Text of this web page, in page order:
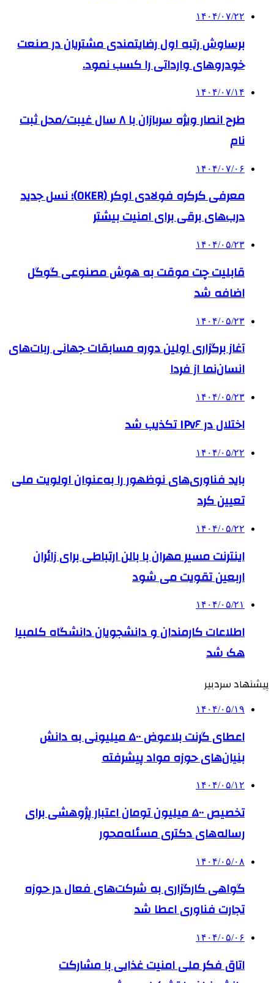
۱۴۰۴/۰۷/۲۲
برساوش رتبه اول رضایتمندی مشتریان در صنعت
خودروهای وارداتی را کسب نمود.
۱۴۰۴/۰۷/۱۴
طرح انصار ویژه سربازان با ۸ سال غیبت/محل ثبت
نام
۱۴۰۴/۰۷/۰۶
معرفی کرکره فولادی اوکر (OKER)؛ نسل جدید
درب‌های برقی برای امنیت بیشتر
۱۴۰۴/۰۵/۲۳
قابلیت چت موقت به هوش مصنوعی گوگل
اضافه شد
۱۴۰۴/۰۵/۲۳
آغاز برگزاری اولین دوره مسابقات جهانی ربات‌های
انسان‌نما از فردا
۱۴۰۴/۰۵/۲۳
اختلال در IPv۶ تکذیب شد
۱۴۰۴/۰۵/۲۲
باید فناوری‌های نوظهور را به‌عنوان اولویت ملی
تعیین کرد
۱۴۰۴/۰۵/۲۲
اینترنت مسیر مهران با بالن ارتباطی برای زائران
اربعین تقویت می شود
۱۴۰۴/۰۵/۲۱
اطلاعات کارمندان و دانشجویان دانشگاه کلمبیا
هک شد
پیشنهاد سردبیر
۱۴۰۴/۰۵/۱۹
اعطای گرنت بلاعوض ۵۰۰ میلیونی به دانش
بنیان‌های حوزه مواد پیشرفته
۱۴۰۴/۰۵/۱۲
تخصیص ۵۰۰ میلیون تومان اعتبار پژوهشی برای
رساله‌های دکتری مسئله‌محور
۱۴۰۴/۰۵/۰۸
گواهی کارگزاری به شرکت‌های فعال در حوزه
تجارت فناوری اعطا شد
۱۴۰۴/۰۵/۰۶
اتاق فکر ملی امنیت غذایی با مشارکت